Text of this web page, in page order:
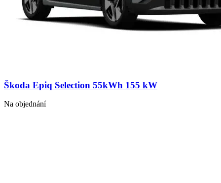
Škoda Epiq Selection 55kWh 155 kW
Na objednání